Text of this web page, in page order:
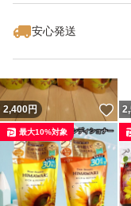
安心発送
2,400円
最大10%対象